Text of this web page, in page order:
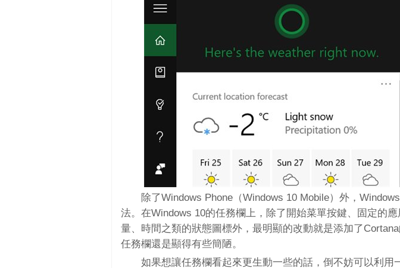
除了Windows Phone（Windows 10 Mobile）外，
法。在Windows 10的任務欄上，除了開始菜單按鍵、固定的
量、時間之類的狀態圖標外，最明顯的改動就是添加了
任務欄還是顯得有些簡陋。
如果想讓任務欄看起來更生動一些的話，倒不妨可以利用